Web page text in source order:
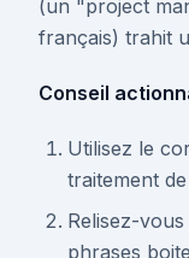
(un "project
français) trahit
Conseil
Utilisez le
traitement
Relisez-
phrases